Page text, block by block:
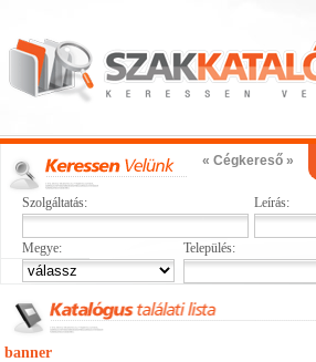
« Cégkereső »
Szolgáltatás: Leírás:
Megye: Település:
banner